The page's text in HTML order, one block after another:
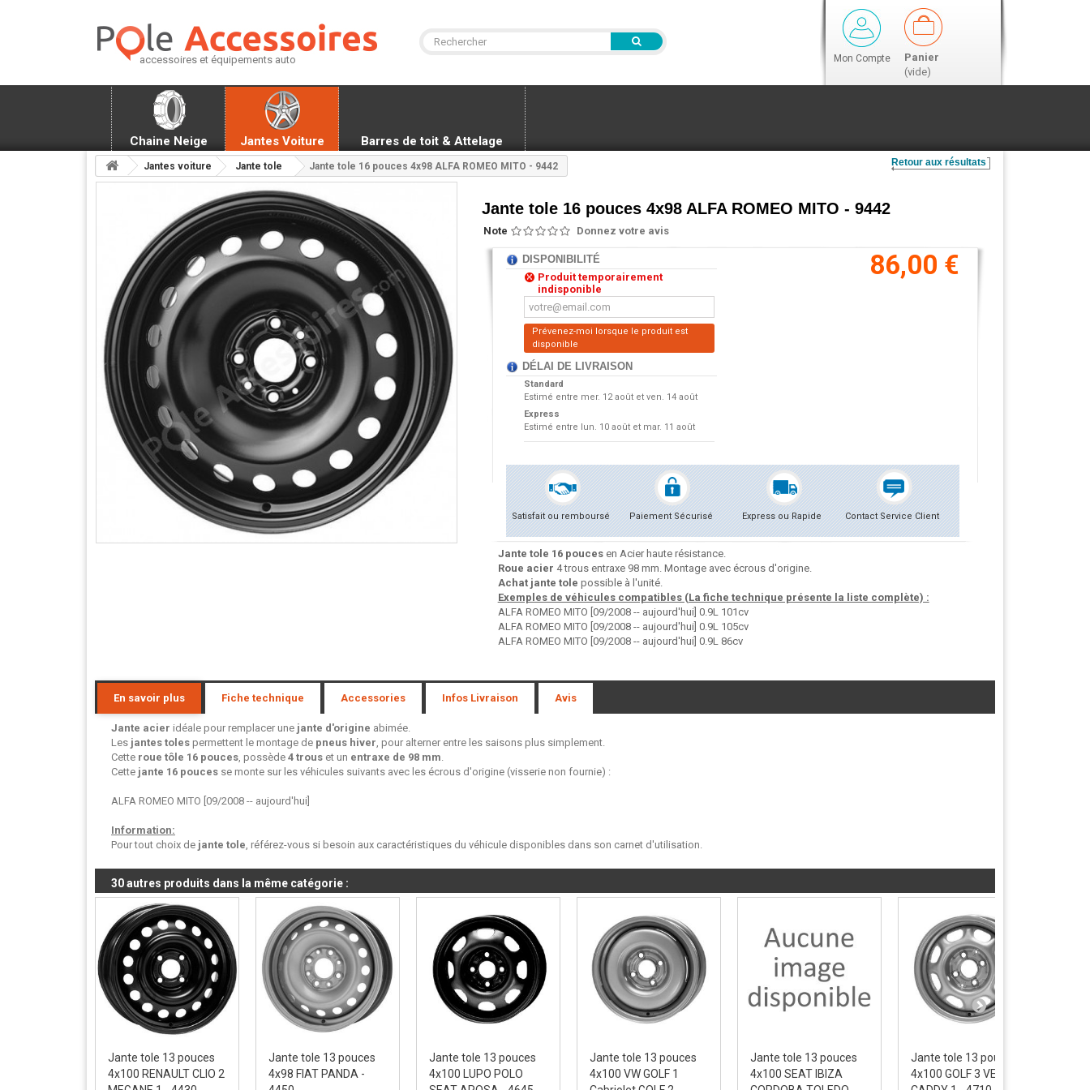
accessoires et équipements auto Mon Compte
Panier
(vide)
Chaine Neige Jantes Voiture Barres de toit & Attelage
Jantes voiture Jante tole Jante tole 16 pouces 4x98 ALFA ROMEO MITO - 9442 Retour aux résultats
Jante tole 16 pouces 4x98 ALFA ROMEO MITO - 9442
Note Donnez votre avis
DISPONIBILITÉ
Produit temporairement
indisponible
Prévenez-moi lorsque le produit est
disponible
DÉLAI DE LIVRAISON
Standard
Estimé entre mer. 12 août et ven. 14 août
Express
Estimé entre lun. 10 août et mar. 11 août
86,00 €
Satisfait ou remboursé Paiement Sécurisé Express ou Rapide Contact Service Client
Jante tole 16 poucesen Acier haute résistance.
Roue acier 4 trous entraxe 98 mm. Montage avec écrous d'origine.
Achat jante tole possible à l'unité.
Exemples de véhicules compatibles (La fiche technique présente la liste complète) :
ALFA ROMEO MITO [09/2008 -- aujourd'hui] 0.9L 101cv
ALFA ROMEO MITO [09/2008 -- aujourd'hui] 0.9L 105cv
ALFA ROMEO MITO [09/2008 -- aujourd'hui] 0.9L 86cv
En savoir plus Fiche technique Accessories Infos Livraison Avis
Jante acier idéale pour remplacer une jante d'origine abimée.
Les jantes toles permettent le montage de pneus hiver , pour alterner entre les saisons plus simplement.
Cette roue tôle 16 pouces , possède 4 trous et un entraxe de 98 mm
Cette jante 16 pouces se monte sur les véhicules suivants avec les écrous d'origine (visserie non fournie) :
ALFA ROMEO MITO [09/2008 -- aujourd'hui]
Information:
Pour tout choix de jante tole , référez-vous si besoin aux caractéristiques du véhicule disponibles dans son carnet d'utilisation.
30 autres produits dans la même catégorie :
Jante tole 13 pouces
4x100 RENAULT CLIO 2
Jante tole 13 pouces
4x98 FIAT PANDA -
Jante tole 13 pouces
4x100 LUPO POLO
Jante tole 13 pouces
4x100 VW GOLF 1
Jante tole 13 pouces
4x100 SEAT IBIZA
Jante tole 13 pouces
4x100 GOLF 3 VENTO